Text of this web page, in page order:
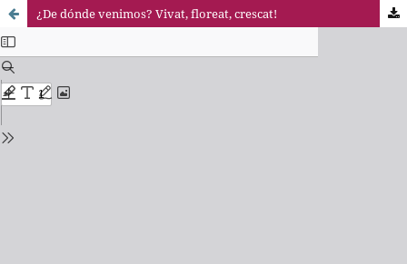
¿De dónde venimos? Vivat, floreat, crescat!